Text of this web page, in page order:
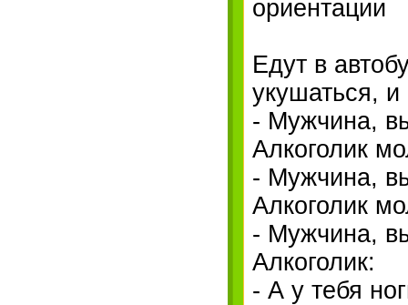
ориентации
Едут в
укушаться,
- Мужчина,
Алкоголик
- Мужчина,
Алкоголик
- Мужчина,
Алкоголик:
- А у тебя